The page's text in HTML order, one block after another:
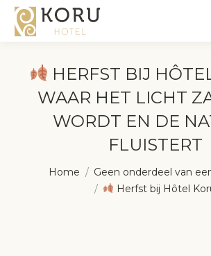
HERFST BIJ
WAAR HET LICHT
WORDT EN DE
FLUISTERT
Je bent hier:
Home
Geen onderdeel van
Herfst bij Hôtel